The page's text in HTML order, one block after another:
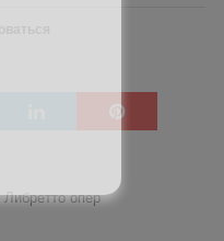
Либретто опер